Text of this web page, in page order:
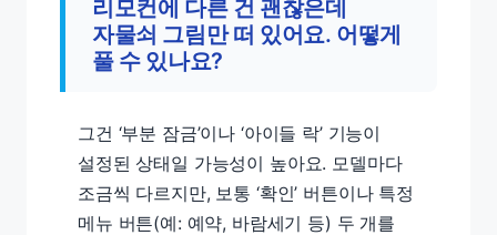
리모컨에 다른 건 괜찮은데
자물쇠 그림만 떠 있어요. 어떻게
풀 수 있나요?
그건 ‘부분 잠금’이나 ‘아이들 락’ 기능이
설정된 상태일 가능성이 높아요. 모델마다
조금씩 다르지만, 보통 ‘확인’ 버튼이나 특정
메뉴 버튼(예: 예약, 바람세기 등) 두 개를